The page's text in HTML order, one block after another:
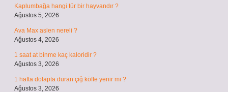
Kaplumbağa hangi tür bir hayvandır ?
Ağustos 5, 2026
Ava Max aslen nereli ?
Ağustos 4, 2026
1 saat at binme kaç kaloridir ?
Ağustos 3, 2026
1 hafta dolapta duran çiğ köfte yenir mi ?
Ağustos 3, 2026